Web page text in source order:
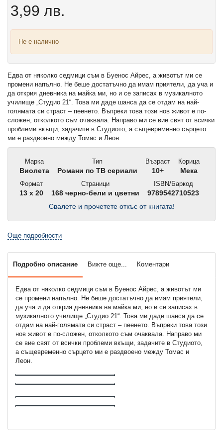
3,99 лв.
Не е налично
Едва от няколко седмици съм в Буенос Айрес, а животът ми се
промени напълно. Не беше достатъчно да имам приятели, да уча и
да открия дневника на майка ми, но и се записах в музикалното
училище „Студио 21“. Това ми даде шанса да се отдам на най-
голямата си страст – пеенето. Въпреки това този нов живот е по-
сложен, отколкото съм очаквала. Направо ми се вие свят от всички
проблеми вкъщи, задачите в Студиото, а същевременно сърцето
ми е раздвоено между Томас и Леон.
Марка
Виолета
Тип
Романи по ТВ сериали
Възраст
10+
Корица
Мека
Формат
13 x 20
Страници
168 черно-бели и цветни
ISBN/Баркод
9789542710523
Свалете и прочетете откъс от книгата!
Още подробности
Подробно описание Вижте още... Коментари
Едва от няколко седмици съм в Буенос Айрес, а животът ми
се промени напълно. Не беше достатъчно да имам приятели,
да уча и да открия дневника на майка ми, но и се записах в
музикалното училище „Студио 21“. Това ми даде шанса да се
отдам на най-голямата си страст – пеенето. Въпреки това този
нов живот е по-сложен, отколкото съм очаквала. Направо ми
се вие свят от всички проблеми вкъщи, задачите в Студиото,
а същевременно сърцето ми е раздвоено между Томас и
Леон.